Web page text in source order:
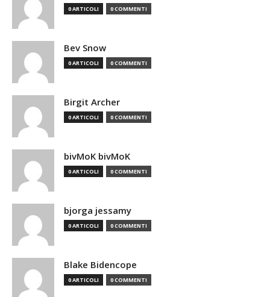
0 ARTICOLI 0 COMMENTI
Bev Snow
0 ARTICOLI 0 COMMENTI
Birgit Archer
0 ARTICOLI 0 COMMENTI
bivMoK bivMoK
0 ARTICOLI 0 COMMENTI
bjorga jessamy
0 ARTICOLI 0 COMMENTI
Blake Bidencope
0 ARTICOLI 0 COMMENTI